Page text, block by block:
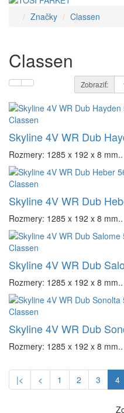
Značky Classen
Classen
Zobraziť:
Classen
Skyline 4V WR Dub
Rozmery: 1285 x 192 x 8 mm..
Classen
Skyline 4V WR Dub
Rozmery: 1285 x 192 x 8 mm..
Classen
Skyline 4V WR Dub
Rozmery: 1285 x 192 x 8 mm..
Classen
Skyline 4V WR Dub
Rozmery: 1285 x 192 x 8 mm..
|< < 1 2 3 4